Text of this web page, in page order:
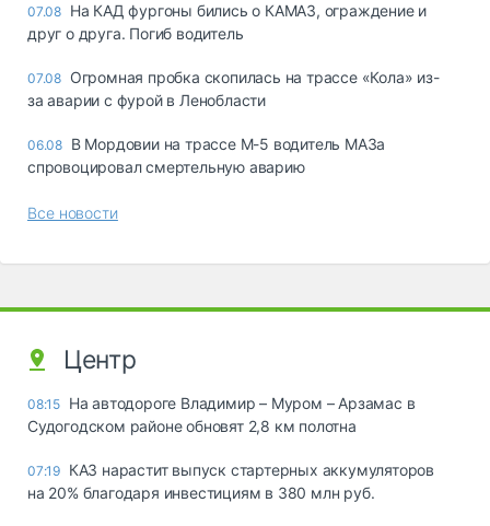
07.08 На КАД фургоны бились о КАМАЗ, ограждение и
друг о друга. Погиб водитель
07.08 Огромная пробка скопилась на трассе «Кола» из-
за аварии с фурой в Ленобласти
06.08 В Мордовии на трассе М-5 водитель МАЗа
спровоцировал смертельную аварию
Все новости
Центр
08:15 На автодороге Владимир – Муром – Арзамас в
Судогодском районе обновят 2,8 км полотна
07:19 КАЗ нарастит выпуск стартерных аккумуляторов
на 20% благодаря инвестициям в 380 млн руб.